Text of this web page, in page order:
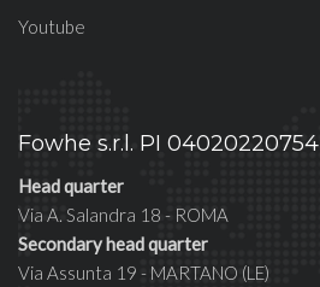
Youtube
Fowhe s.r.l. PI 04020220754
Head quarter
Via A. Salandra 18 - ROMA
Secondary head quarter
Via Assunta 19 - MARTANO (LE)